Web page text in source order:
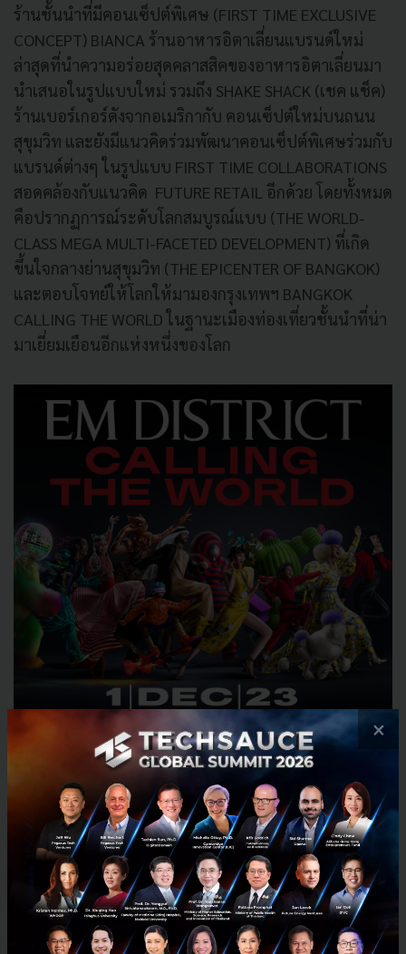
ร้านชั้นนำที่มีคอนเซ็ปต์พิเศษ (FIRST TIME EXCLUSIVE
CONCEPT) BIANCA ร้านอาหารอิตาเลี่ยนแบรนด์ใหม่
ล่าสุดที่นำความอร่อยสุดคลาสสิคของอาหารอิตาเลี่ยนมา
นำเสนอในรูปแบบใหม่ รวมถึง SHAKE SHACK (เชค แช็ค)
ร้านเบอร์เกอร์ดังจากอเมริกากับ คอนเซ็ปต์ใหม่บนถนน
สุขุมวิท และยังมีแนวคิดร่วมพัฒนาคอนเซ็ปต์พิเศษร่วมกับ
แบรนด์ต่างๆ ในรูปแบบ FIRST TIME COLLABORATIONS
สอดคล้องกับแนวคิด FUTURE RETAIL อีกด้วย โดยทั้งหมด
คือปรากฏการณ์ระดับโลกสมบูรณ์แบบ (THE WORLD-
CLASS MEGA MULTI-FACETED DEVELOPMENT) ที่เกิด
ขึ้นใจกลางย่านสุขุมวิท (THE EPICENTER OF BANGKOK)
และตอบโจทย์ให้โลกให้มามองกรุงเทพฯ BANGKOK
CALLING THE WORLD ในฐานะเมืองท่องเที่ยวชั้นนำที่น่า
มาเยี่ยมเยือนอีกแห่งหนึ่งของโลก
สำหรับการเฉลิมฉลองการเปิด ดิ เอ็มสเฟียร์ ได้ผนึกกำลัง
กับ 100 พันธมิตรกับรางวัลมูลค่ารวม 100 ล้านบาท กว่า
1,000 รางวัล ครอบคลุมทุกภาคส่วนธุรกิจ โดยในวันที่ 1-3
ธันวาคม 2566 ทุกคะแนนสะสมจาก 100 พันธมิตร มี
มูลค่าสามารถนำคะแนน 10 คะแนนมาแลกรับบัตรกำนัล
ศูนย์การค้ามูลค่า 100 บาท พร้อมโปรโมชันจากบัตร
×